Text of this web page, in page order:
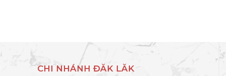
CHI NHÁNH ĐĂK LĂK